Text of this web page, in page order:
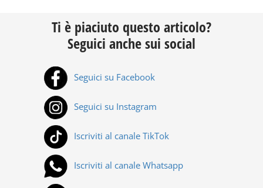
Ti è piaciuto questo articolo?
Seguici anche sui social
Seguici su Facebook
Seguici su Instagram
Iscriviti al canale TikTok
Iscriviti al canale Whatsapp